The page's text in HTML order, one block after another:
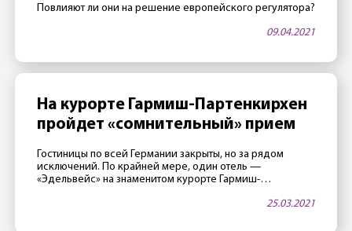
Повлияют ли они на решение европейского регулятора?
09.04.2021
На курорте Гармиш-Партенкирхен
пройдет «сомнительный» прием
Гостиницы по всей Германии закрыты, но за рядом
исключений. По крайней мере, один отель —
«Эдельвейс» на знаменитом курорте Гармиш-
известно 25 марта, в этой гостинице, принадлежащей
25.03.2021